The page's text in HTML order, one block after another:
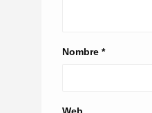
Nombre *